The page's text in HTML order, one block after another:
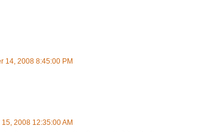
14, 2008 8:45:00 PM
2008 12:35:00 AM